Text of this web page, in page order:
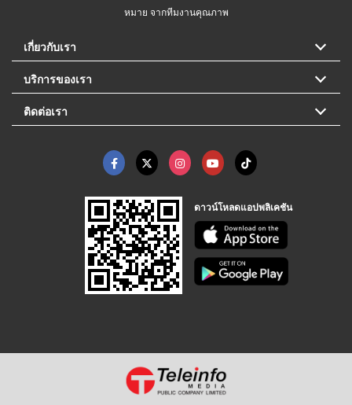
หมาย จากทีมงานคุณภาพ
เกี่ยวกับเรา
บริการของเรา
ติดต่อเรา
ดาวน์โหลดแอปพลิเคชัน